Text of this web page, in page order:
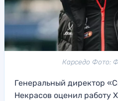
Карседо Фото:
Генеральный директор
Некрасов оценил работу